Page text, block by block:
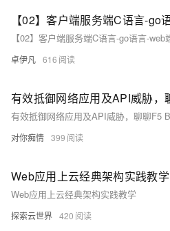
卓伊凡 616
对你痴情 399
Web应用上云经典架构实践教学
Web应用上云经典架构实践教学
探索云世界 420